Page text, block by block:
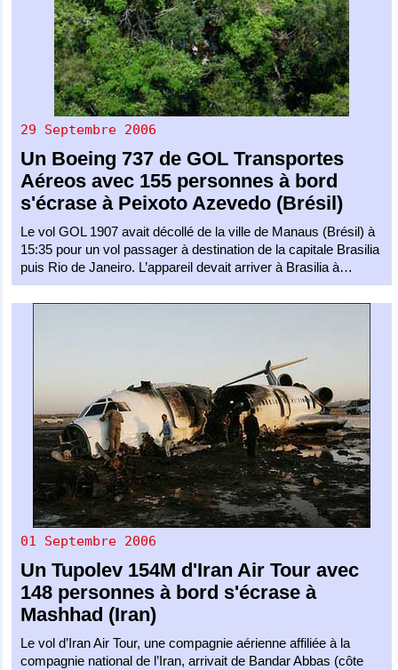
29 Septembre 2006
Un Boeing 737 de GOL Transportes
Aéreos avec 155 personnes à bord
s'écrase à Peixoto Azevedo (Brésil)
Le vol GOL 1907 avait décollé de la ville de Manaus (Brésil) à
15:35 pour un vol passager à destination de la capitale Brasilia
puis Rio de Janeiro. L’appareil devait arriver à Brasilia à…
01 Septembre 2006
UnTupolev 154M d'Iran Air Tour avec
148 personnes à bord s'écrase à
Mashhad (Iran)
Le vol d’Iran Air Tour, une compagnie aérienne affiliée à la
compagnie national de l’Iran, arrivait de Bandar Abbas (côte